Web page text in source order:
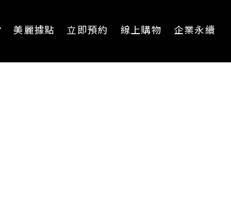
美麗據點 立即預約 線上購物 企業永續